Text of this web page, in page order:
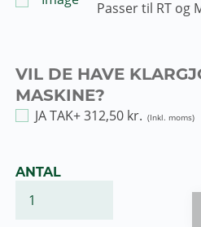
Passer til RT og
VIL DE HAVE
MASKINE?
JA TAK+312,50 kr.
ANTAL